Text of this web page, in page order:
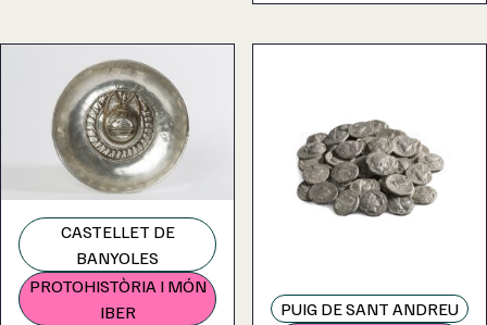
CASTELLET DE
BANYOLES
PROTOHISTÒRIA I MÓN
IBER
PUIG DE SANT ANDREU